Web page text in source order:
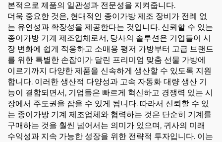
본적으로 제품의 일관성과 전문성을 지켜줍니다.
더욱 중요한 것은, 현대적인 종이가방 제조 장비가 전례 없
는 유연성과 확장성을 제공한다는 것입니다. 신뢰할 수 있는
종이가방 기계 제조업체로서, 당사의 솔루션은 기업들이 시
장 변화에 쉽게 적응하고 소매용 평저 가방부터 고급 브랜드
를 위한 특별한 손잡이가 달린 프리미엄 맞춤 선물 가방에
이르기까지 다양한 제품을 신속하게 생산할 수 있도록 지원
합니다. 이러한 생산적 다양성과 고속 자동화 대량 생산 기
능이 결합되면서, 기업들은 빠르게 혁신하고 경쟁력 있는 시
장에서 주도권을 잡을 수 있게 됩니다. 따라서 신뢰할 수 있
는 종이가방 기계 제조업체와 협력하는 것은 단순히 기계를
구매하는 것을 훨씬 넘어서는 의미가 있으며, 귀사의 미래
수익성과 지속 가능한 성장을 위한 전략적 투자입니다. 이는